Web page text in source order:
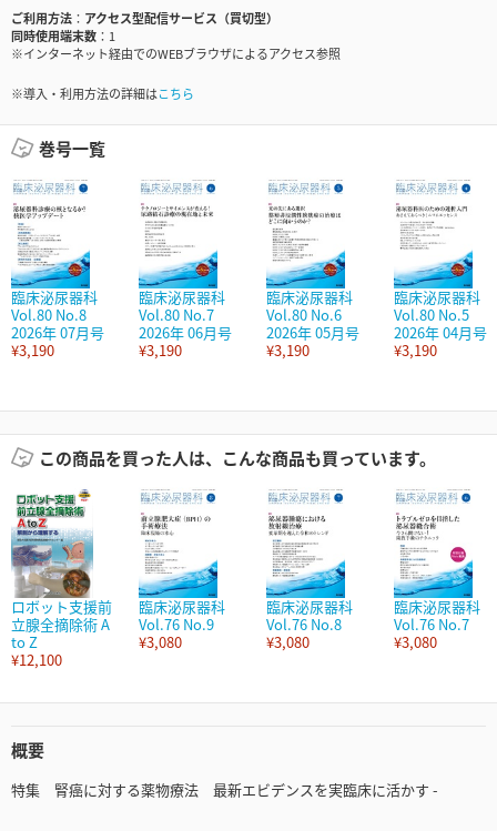
ご利用方法
アクセス型配信サービス（買切型）
同時使用端末数
1
※インターネット経由でのWEBブラウザによるアクセス参照
※導入・利用方法の詳細はこちら
巻号一覧
臨床泌尿器科
Vol.80 No.8
2026年 07月号
¥3,190
臨床泌尿器科
Vol.80 No.7
2026年 06月号
¥3,190
臨床泌尿器科
Vol.80 No.6
2026年 05月号
¥3,190
臨床泌尿器科
Vol.80 No.5
2026年 04月号
¥3,190
この商品を買った人は、こんな商品も買っています。
ロボット支援前
立腺全摘除術 A
to Z
¥12,100
臨床泌尿器科
Vol.76 No.9
¥3,080
臨床泌尿器科
Vol.76 No.8
¥3,080
臨床泌尿器科
Vol.76 No.7
¥3,080
概要
特集 腎癌に対する薬物療法 最新エビデンスを実臨床に活かす -